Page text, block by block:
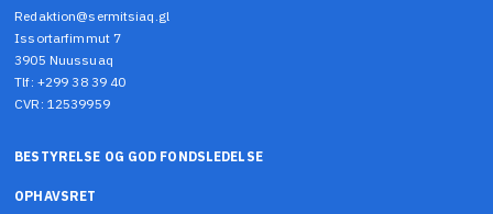
Redaktion@sermitsiaq.gl
Issortarfimmut 7
3905 Nuussuaq
Tlf: +299 38 39 40
CVR: 12539959
BESTYRELSE OG GOD FONDSLEDELSE
OPHAVSRET